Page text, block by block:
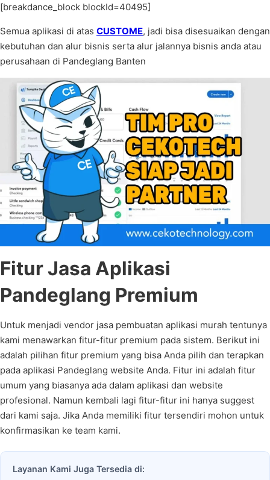
[breakdance_block blockId=40495]
Semua aplikasi di atas CUSTOME, jadi bisa disesuaikan dengan
kebutuhan dan alur bisnis serta alur jalannya bisnis anda atau
perusahaan di Pandeglang Banten
Fitur Jasa Aplikasi
Pandeglang Premium
Untuk menjadi vendor jasa pembuatan aplikasi murah tentunya
kami menawarkan fitur-fitur premium pada sistem. Berikut ini
adalah pilihan fitur premium yang bisa Anda pilih dan terapkan
pada aplikasi Pandeglang website Anda. Fitur ini adalah fitur
umum yang biasanya ada dalam aplikasi dan website
profesional. Namun kembali lagi fitur-fitur ini hanya suggest
dari kami saja. Jika Anda memiliki fitur tersendiri mohon untuk
konfirmasikan ke team kami.
Layanan Kami Juga Tersedia di: